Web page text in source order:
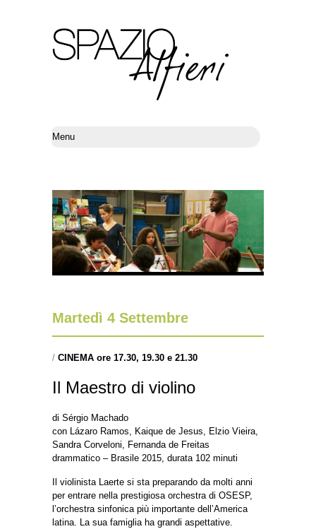
Martedì 4 Settembre
/ CINEMA ore 17.30, 19.30 e 21.30
Il Maestro di violino
di Sérgio Machado
con Lázaro Ramos, Kaique de Jesus, Elzio Vieira,
Sandra Corveloni, Fernanda de Freitas
drammatico – Brasile 2015, durata 102 minuti
Il violinista Laerte si sta preparando da molti anni
per entrare nella prestigiosa orchestra di OSESP,
l’orchestra sinfonica più importante dell’America
latina. La sua famiglia ha grandi aspettative.